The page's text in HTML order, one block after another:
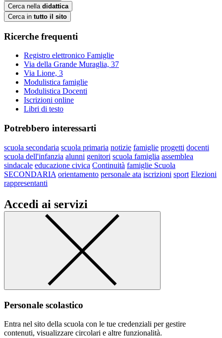
Cerca nella didattica
Cerca in tutto il sito
Ricerche frequenti
Registro elettronico Famiglie
Via della Grande Muraglia, 37
Via Lione, 3
Modulistica famiglie
Modulistica Docenti
Iscrizioni online
Libri di testo
Potrebbero interessarti
scuola secondaria scuola primaria notizie famiglie progetti docenti
scuola dell'infanzia alunni genitori scuola famiglia assemblea
sindacale educazione civica Continuità famiglie Scuola
SECONDARIA orientamento personale ata iscrizioni sport Elezioni
rappresentanti
Accedi ai servizi
Personale scolastico
Entra nel sito della scuola con le tue credenziali per gestire
contenuti, visualizzare circolari e altre funzionalità.